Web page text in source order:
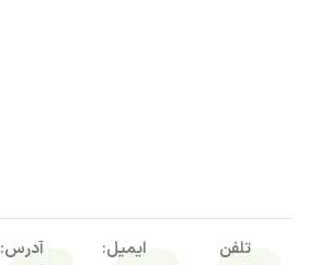
تلفن
ایمیل:
آدرس: